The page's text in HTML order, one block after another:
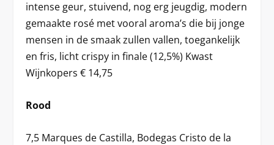
intense geur, stuivend, nog erg jeugdig, modern
gemaakte rosé met vooral aroma’s die bij jonge
mensen in de smaak zullen vallen, toegankelijk
en fris, licht crispy in finale (12,5%) Kwast
Wijnkopers € 14,75
Rood
7,5 Marques de Castilla, Bodegas Cristo de la